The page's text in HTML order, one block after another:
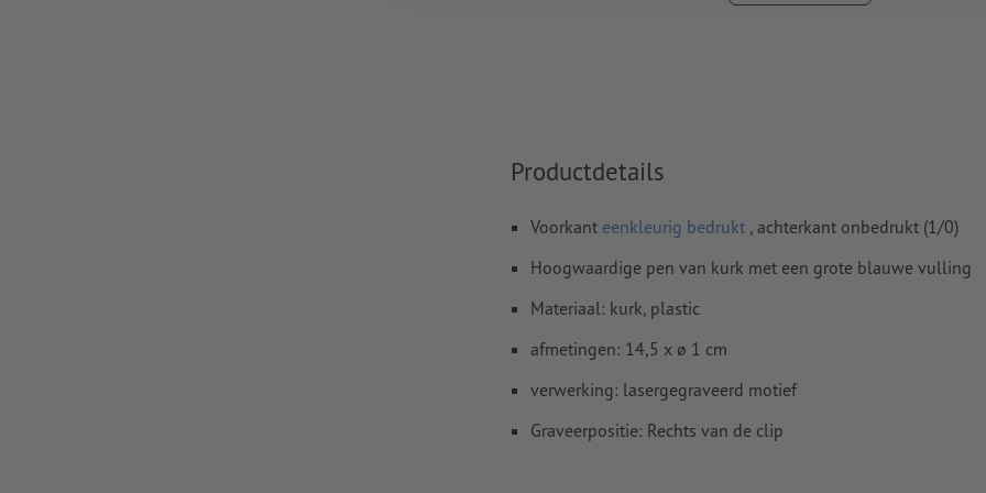
product kan zijn.
Hoe maak ik afdrukgegevens correct?
Productdetails
Voorkant eenkleurig bedrukt , achterkant onbedrukt (1/0)
Hoogwaardige pen van kurk met een grote blauwe vulling
Materiaal: kurk, plastic
afmetingen: 14,5 x ø 1 cm
verwerking: lasergegraveerd motief
Graveerpositie: Rechts van de clip